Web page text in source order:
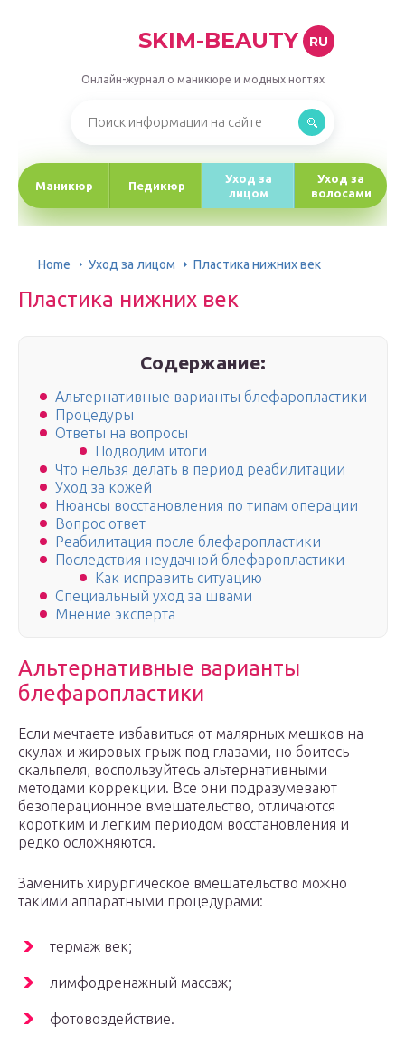
SKIM-BEAUTY RU
Онлайн-журнал о маникюре и модных ногтях
Маникюр Педикюр
Уход за
лицом
Уход за
волосами
Home Уход за лицом Пластика нижних век
Пластика нижних век
Содержание:
Альтернативные варианты блефаропластики
Процедуры
Ответы на вопросы
Подводим итоги
Что нельзя делать в период реабилитации
Уход за кожей
Нюансы восстановления по типам операции
Вопрос ответ
Реабилитация после блефаропластики
Последствия неудачной блефаропластики
Как исправить ситуацию
Специальный уход за швами
Мнение эксперта
Альтернативные варианты
блефаропластики
Если мечтаете избавиться от малярных мешков на
скулах и жировых грыж под глазами, но боитесь
скальпеля, воспользуйтесь альтернативными
методами коррекции. Все они подразумевают
безоперационное вмешательство, отличаются
коротким и легким периодом восстановления и
редко осложняются.
Заменить хирургическое вмешательство можно
такими аппаратными процедурами:
термаж век;
лимфодренажный массаж;
фотовоздействие.